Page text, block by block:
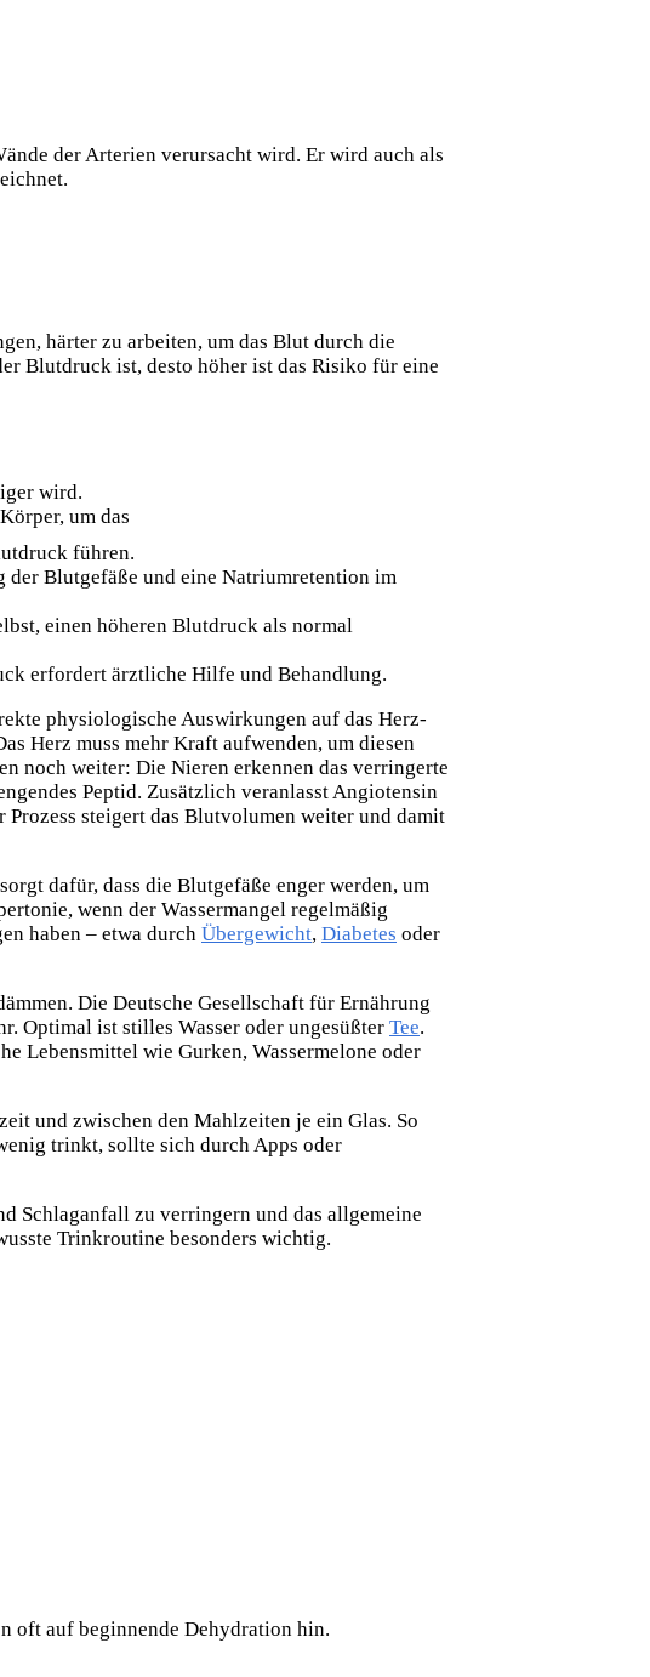
der Arterien verursacht wird. Er wird auch als
härter zu arbeiten, um das Blut durch die
Blutdruck ist, desto höher ist das Risiko für eine
wird.
um das
führen.
der Blutgefäße und eine Natriumretention im
einen höheren Blutdruck als normal
erfordert ärztliche Hilfe und Behandlung.
physiologische Auswirkungen auf das Herz-
Herz muss mehr Kraft aufwenden, um diesen
noch weiter: Die Nieren erkennen das verringerte
Peptid. Zusätzlich veranlasst Angiotensin
steigert das Blutvolumen weiter und damit
dafür, dass die Blutgefäße enger werden, um
wenn der Wassermangel regelmäßig
haben – etwa durch Übergewicht, Diabetes oder
Die Deutsche Gesellschaft für Ernährung
Optimal ist stilles Wasser oder ungesüßter Tee.
Lebensmittel wie Gurken, Wassermelone oder
und zwischen den Mahlzeiten je ein Glas. So
trinkt, sollte sich durch Apps oder
Schlaganfall zu verringern und das allgemeine
Trinkroutine besonders wichtig.
oft auf beginnende Dehydration hin.